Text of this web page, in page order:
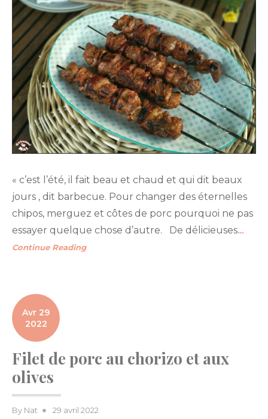
« c’est l’été, il fait beau et chaud et qui dit beaux
jours , dit barbecue. Pour changer des éternelles
chipos, merguez et côtes de porc pourquoi ne pas
essayer quelque chose d’autre. De délicieuses…
Continue Reading
Avr 29
2022
Filet de porc au chorizo et aux
olives
By Nat
Posted
29 avril 2022